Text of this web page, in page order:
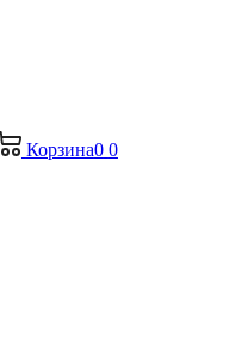
Корзина0 0